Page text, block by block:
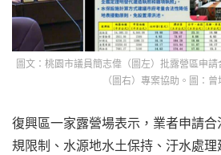
圖文：桃園市議員簡志偉（圖左）批露營區申
（圖右）專案協助。圖：
復興區一家露營場表示，業者申請
規限制、水源地水土保持、汙水處